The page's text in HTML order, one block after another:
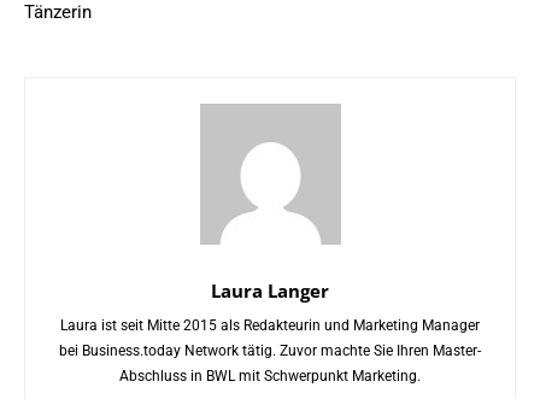
Tänzerin
Laura Langer
Laura ist seit Mitte 2015 als Redakteurin und Marketing Manager
bei Business.today Network tätig. Zuvor machte Sie Ihren Master-
Abschluss in BWL mit Schwerpunkt Marketing.